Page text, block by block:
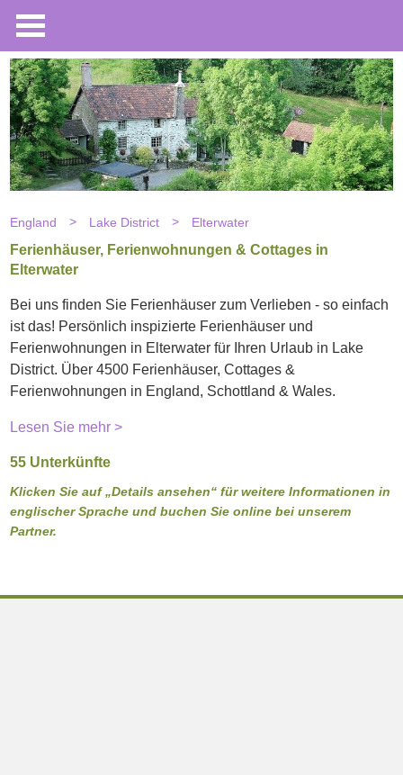
England Lake District Elterwater
Ferienhäuser, Ferienwohnungen & Cottages in
Elterwater
Bei uns finden Sie Ferienhäuser zum Verlieben - so einfach
ist das! Persönlich inspizierte Ferienhäuser und
Ferienwohnungen in Elterwater für Ihren Urlaub in Lake
District. Über 4500 Ferienhäuser, Cottages &
Ferienwohnungen in England, Schottland & Wales.
Lesen Sie mehr >
55 Unterkünfte
Klicken Sie auf „Details ansehen“ für weitere Informationen in
englischer Sprache und buchen Sie online bei unserem
Partner.